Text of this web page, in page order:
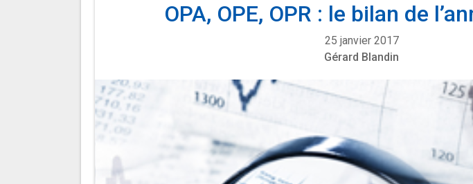
OPA, OPE, OPR : le bilan de
25 janvier 2017
Gérard Blandin